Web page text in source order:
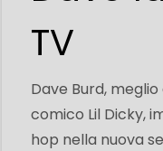
TV
Dave Burd,
comico Lil Dicky,
hop nella nuova